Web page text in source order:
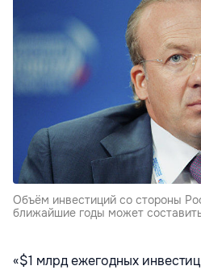
Объём инвестиций со стороны
ближайшие годы может
«$1 млрд ежегодных